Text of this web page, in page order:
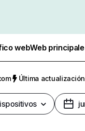
webWeb
Última